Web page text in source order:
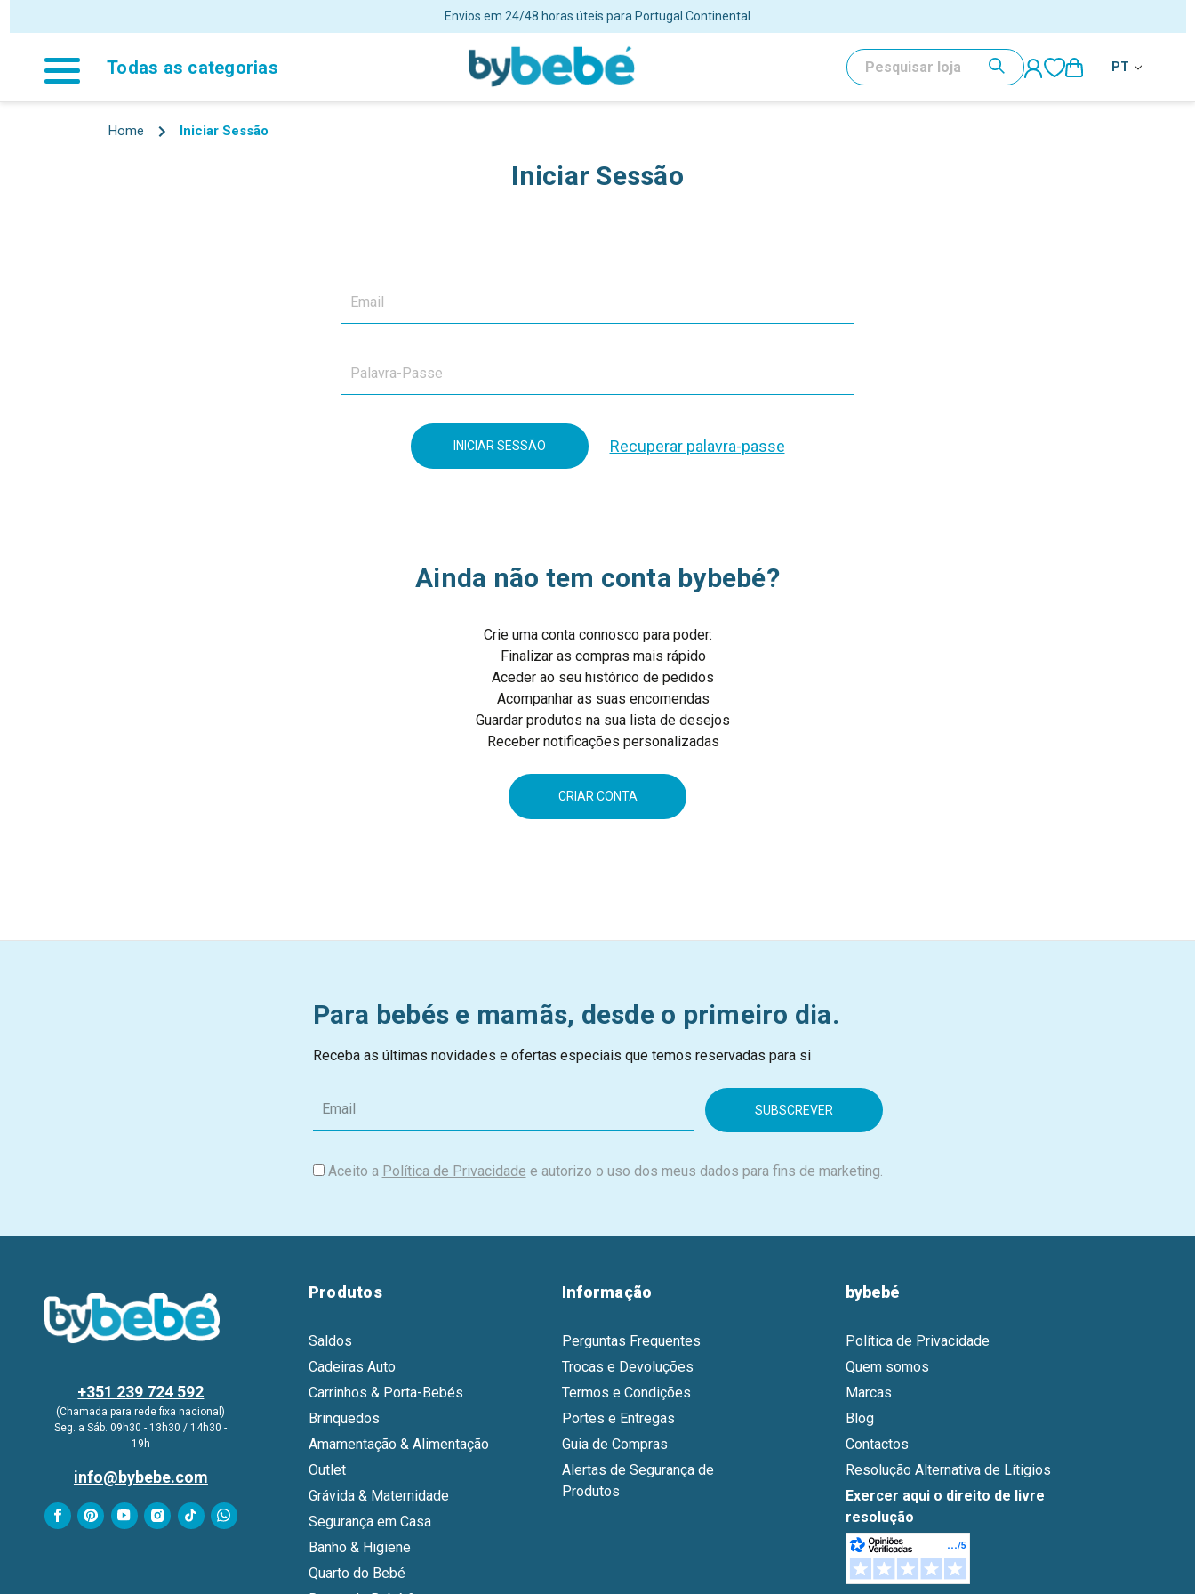
Portes grátis para encomendas superiores a 48€ para Portugal Continental
Todas as categorias PESQUISAR
PT
Home Iniciar Sessão
Iniciar Sessão
Recuperar palavra-passe
Ainda não tem conta bybebé?
Crie uma conta connosco para poder:
Finalizar as compras mais rápido
Aceder ao seu histórico de pedidos
Acompanhar as suas encomendas
Guardar produtos na sua lista de desejos
Receber notificações personalizadas
CRIAR CONTA
Para bebés e mamãs, desde o primeiro dia.
Receba as últimas novidades e ofertas especiais que temos reservadas para si
m
i
Aceito a Política de Privacidade e autorizo o uso dos meus dados para fins de marketing.
+351 239 724 592
(Chamada para rede fixa nacional)
Seg. a Sáb. 09h30 - 13h30 / 14h30 -
19h
info@bybebe.com
Produtos
Saldos
Cadeiras Auto
Carrinhos & Porta-Bebés
Brinquedos
Amamentação & Alimentação
Outlet
Grávida & Maternidade
Segurança em Casa
Banho & Higiene
Quarto do Bebé
Informação
Perguntas Frequentes
Trocas e Devoluções
Termos e Condições
Portes e Entregas
Guia de Compras
Alertas de Segurança de
Produtos
bybebé
Política de Privacidade
Quem somos
Marcas
Blog
Contactos
Resolução Alternativa de Lítigios
Exercer aqui o direito de livre
resolução